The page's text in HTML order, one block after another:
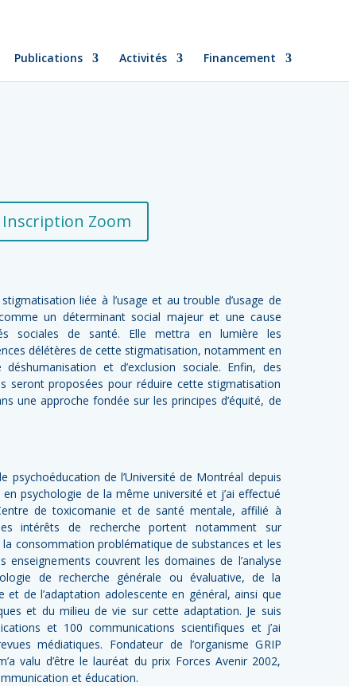
Publications Activités Financement
Inscription Zoom
liée à l’usage et au trouble d’usage de
un déterminant social majeur et une cause
sociales de santé. Elle mettra en lumière les
délétères de cette stigmatisation, notamment en
et d’exclusion sociale. Enfin, des
seront proposées pour réduire cette stigmatisation
une approche fondée sur les principes d’équité, de
psychoéducation de l’Université de Montréal depuis
psychologie de la même université et j’ai effectué
de toxicomanie et de santé mentale, affilié à
intérêts de recherche portent notamment sur
la consommation problématique de substances et les
enseignements couvrent les domaines de l’analyse
de recherche générale ou évaluative, de la
et de l’adaptation adolescente en général, ainsi que
et du milieu de vie sur cette adaptation. Je suis
et 100 communications scientifiques et j’ai
médiatiques. Fondateur de l’organisme GRIP
valu d’être le lauréat du prix Forces Avenir 2002,
et éducation.